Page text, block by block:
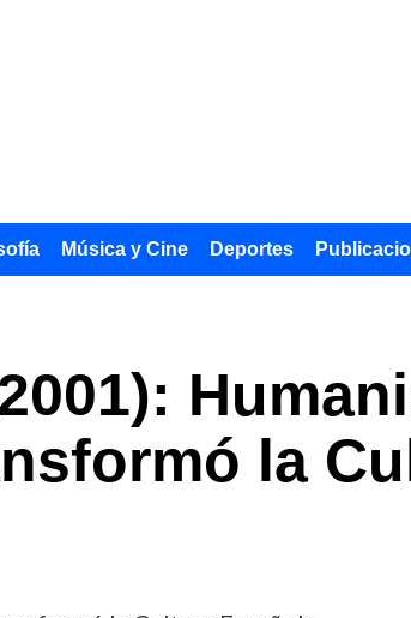
Música y Cine Deportes
la